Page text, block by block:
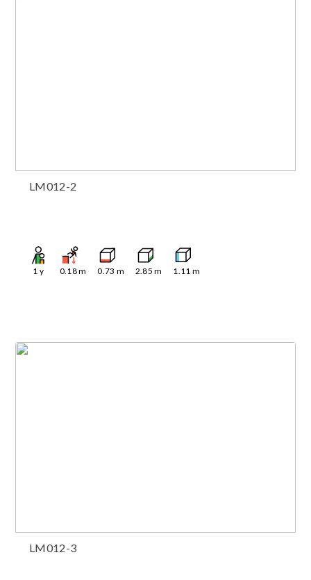
LM012-2
1 y 0.18m 0.73 m 2.85 m 1.11 m
LM012-3